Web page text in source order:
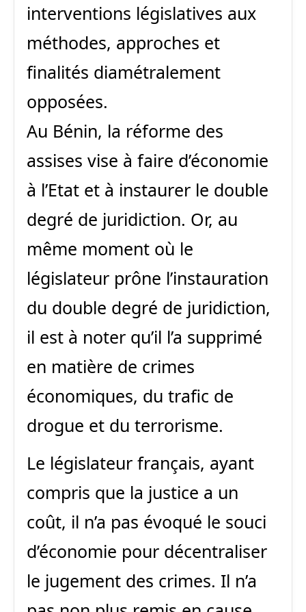
interventions législatives aux
méthodes, approches et
finalités diamétralement
opposées.
Au Bénin, la réforme des
assises vise à faire d’économie
à l’Etat et à instaurer le double
degré de juridiction. Or, au
même moment où le
législateur prône l’instauration
du double degré de juridiction,
il est à noter qu’il l’a supprimé
en matière de crimes
économiques, du trafic de
drogue et du terrorisme.
Le législateur français, ayant
compris que la justice a un
coût, il n’a pas évoqué le souci
d’économie pour décentraliser
le jugement des crimes. Il n’a